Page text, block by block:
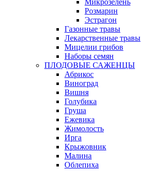
Микрозелень
Розмарин
Эстрагон
Газонные травы
Лекарственные травы
Мицелии грибов
Наборы семян
ПЛОДОВЫЕ САЖЕНЦЫ
Абрикос
Виноград
Вишня
Голубика
Груша
Ежевика
Жимолость
Ирга
Крыжовник
Малина
Облепиха